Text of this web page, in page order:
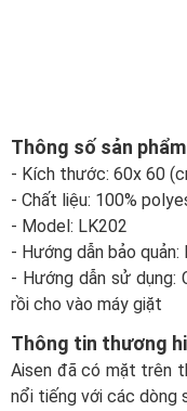
Thông số sản phẩm
- Kích thước: 60x 60
- Chất liệu: 100%
- Model: LK202
- Hướng dẫn bảo
- Hướng dẫn sử dụng:
rồi cho vào máy giặt
Thông tin thương
Aisen đã có mặt trên
nổi tiếng với các dòng